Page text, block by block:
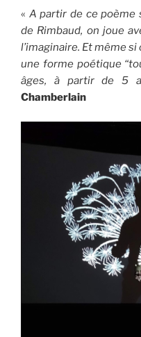
« A partir de ce poème
de Rimbaud, on joue
l’imaginaire. Et même si
une forme poétique
âges, à partir de 5
Chamberlain